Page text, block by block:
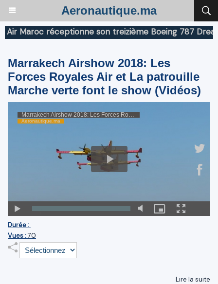
Aeronautique.ma
Maroc réceptionne son treizième Boeing 787
Marrakech Airshow 2018: Les
Forces Royales Air et La patrouille
Marche verte font le show (Vidéos)
Durée :
Vues :70
Lire la suite